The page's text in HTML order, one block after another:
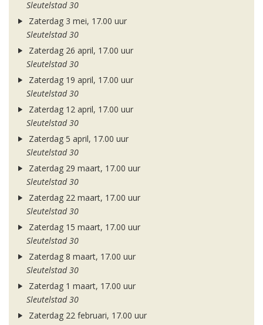
Sleutelstad 30
Zaterdag 3 mei, 17.00 uur
Sleutelstad 30
Zaterdag 26 april, 17.00 uur
Sleutelstad 30
Zaterdag 19 april, 17.00 uur
Sleutelstad 30
Zaterdag 12 april, 17.00 uur
Sleutelstad 30
Zaterdag 5 april, 17.00 uur
Sleutelstad 30
Zaterdag 29 maart, 17.00 uur
Sleutelstad 30
Zaterdag 22 maart, 17.00 uur
Sleutelstad 30
Zaterdag 15 maart, 17.00 uur
Sleutelstad 30
Zaterdag 8 maart, 17.00 uur
Sleutelstad 30
Zaterdag 1 maart, 17.00 uur
Sleutelstad 30
Zaterdag 22 februari, 17.00 uur